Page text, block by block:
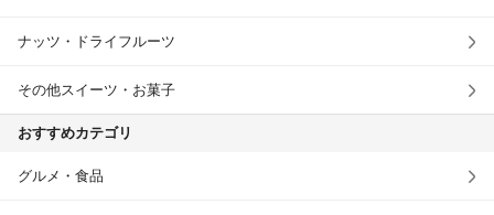
ナッツ・ドライフルーツ
その他スイーツ・お菓子
おすすめカテゴリ
グルメ・食品